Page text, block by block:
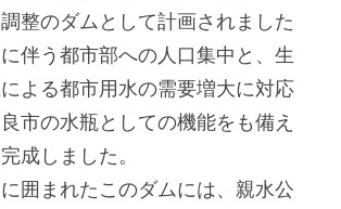
整のダムとして計画されました
伴う都市部への人口集中と、生
よる都市用水の需要増大に対応
市の水瓶としての機能をも備え
成しました。
囲まれたこのダムには、親水公